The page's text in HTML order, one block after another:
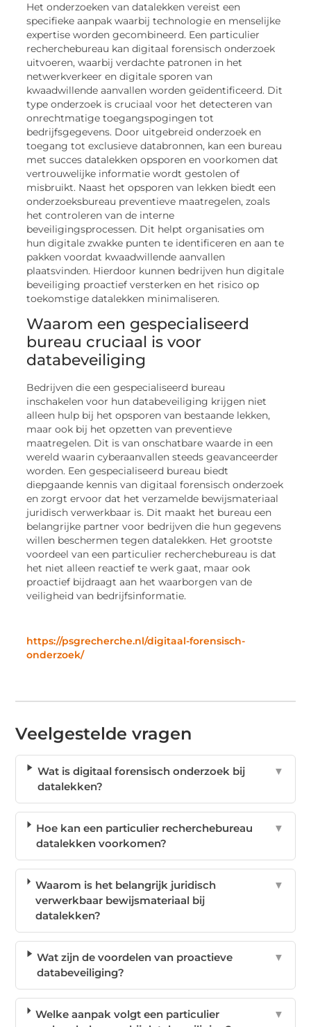
Het onderzoeken van datalekken vereist een
specifieke aanpak waarbij technologie en menselijke
expertise worden gecombineerd. Een particulier
recherchebureau kan digitaal forensisch onderzoek
uitvoeren, waarbij verdachte patronen in het
netwerkverkeer en digitale sporen van
kwaadwillende aanvallen worden geïdentificeerd. Dit
type onderzoek is cruciaal voor het detecteren van
onrechtmatige toegangspogingen tot
bedrijfsgegevens. Door uitgebreid onderzoek en
toegang tot exclusieve databronnen, kan een bureau
met succes datalekken opsporen en voorkomen dat
vertrouwelijke informatie wordt gestolen of
misbruikt. Naast het opsporen van lekken biedt een
onderzoeksbureau preventieve maatregelen, zoals
het controleren van de interne
beveiligingsprocessen. Dit helpt organisaties om
hun digitale zwakke punten te identificeren en aan te
pakken voordat kwaadwillende aanvallen
plaatsvinden. Hierdoor kunnen bedrijven hun digitale
beveiliging proactief versterken en het risico op
toekomstige datalekken minimaliseren.
Waarom een gespecialiseerd
bureau cruciaal is voor
databeveiliging
Bedrijven die een gespecialiseerd bureau
inschakelen voor hun databeveiliging krijgen niet
alleen hulp bij het opsporen van bestaande lekken,
maar ook bij het opzetten van preventieve
maatregelen. Dit is van onschatbare waarde in een
wereld waarin cyberaanvallen steeds geavanceerder
worden. Een gespecialiseerd bureau biedt
diepgaande kennis van digitaal forensisch onderzoek
en zorgt ervoor dat het verzamelde bewijsmateriaal
juridisch verwerkbaar is. Dit maakt het bureau een
belangrijke partner voor bedrijven die hun gegevens
willen beschermen tegen datalekken. Het grootste
voordeel van een particulier recherchebureau is dat
het niet alleen reactief te werk gaat, maar ook
proactief bijdraagt aan het waarborgen van de
veiligheid van bedrijfsinformatie.
https://psgrecherche.nl/digitaal-forensisch-
onderzoek/
Veelgestelde vragen
Wat is digitaal forensisch onderzoek bij
datalekken?
▼
Hoe kan een particulier recherchebureau
datalekken voorkomen?
▼
Waarom is het belangrijk juridisch
verwerkbaar bewijsmateriaal bij
datalekken?
▼
Wat zijn de voordelen van proactieve
databeveiliging?
▼
Welke aanpak volgt een particulier
▼